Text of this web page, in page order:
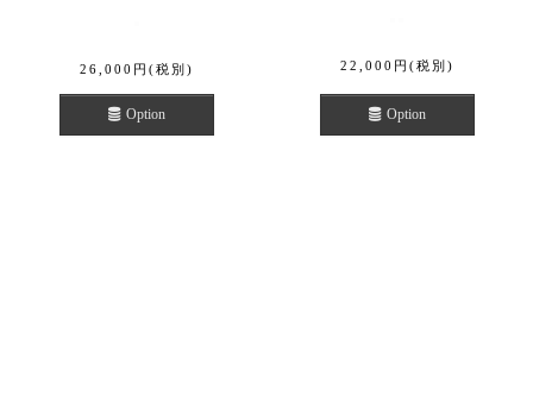
26,000 円 (税別)
Option
22,000 円 (税別)
Option